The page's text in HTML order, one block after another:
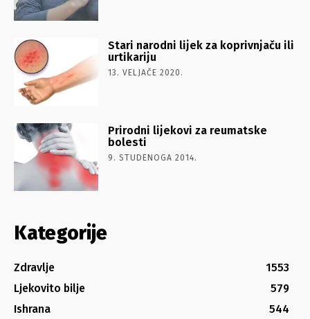
Stari narodni lijek za koprivnjaču ili
urtikariju
13. VELJAČE 2020.
Prirodni lijekovi za reumatske
bolesti
9. STUDENOGA 2014.
Kategorije
Zdravlje
1553
Ljekovito bilje
579
Ishrana
544